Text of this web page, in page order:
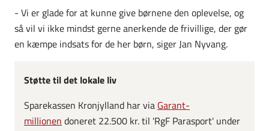
- Vi er glade for at kunne give børnene den oplevelse, og
så vil vi ikke mindst gerne anerkende de frivillige, der gør
en kæmpe indsats for de her børn, siger Jan Nyvang.
Støtte til det lokale liv
Sparekassen Kronjylland har via Garant-
millionen doneret 22.500 kr. til 'RgF Parasport' under